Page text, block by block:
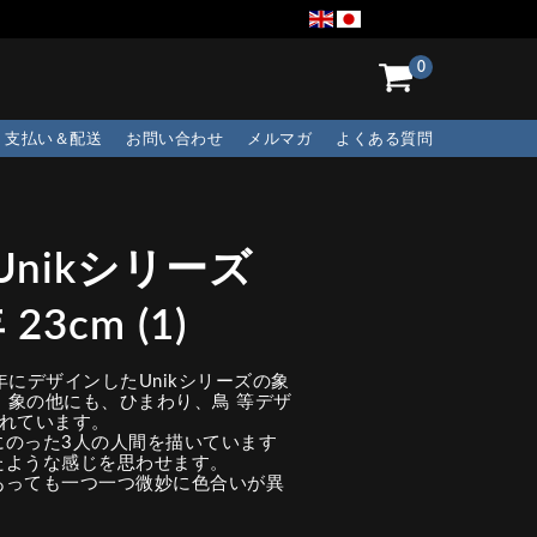
0
よくある質問
メルマガ
お問い合わせ
支払い＆配送
シリーズ
23cm (1)
にデザインしたUnikシリーズの象
の他にも、ひまわり、鳥 等デザ
ています。
った3人の人間を描いています
うな感じを思わせます。
ても一つ一つ微妙に色合いが異